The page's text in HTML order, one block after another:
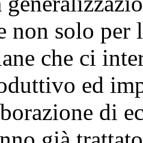
non solo
che ci
ed
di